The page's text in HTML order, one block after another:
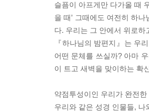
슬픔이 아프게만 다가올 때
을 때’ 그때에도 여전히 하
다. 우리는 그 안에서 위로
『하나님의 밤편지』는 우
어떤 문체를 쓰실까? 아마
이 트고 새벽을 맞이하는 확
약점투성이인 우리가 완전
우리와 같은 성경 인물들,